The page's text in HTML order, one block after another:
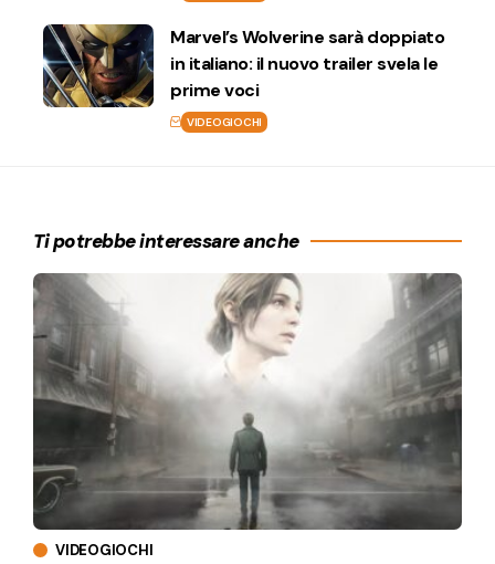
Marvel’s Wolverine sarà doppiato
in italiano: il nuovo trailer svela le
prime voci
VIDEOGIOCHI
Ti potrebbe interessare anche
VIDEOGIOCHI